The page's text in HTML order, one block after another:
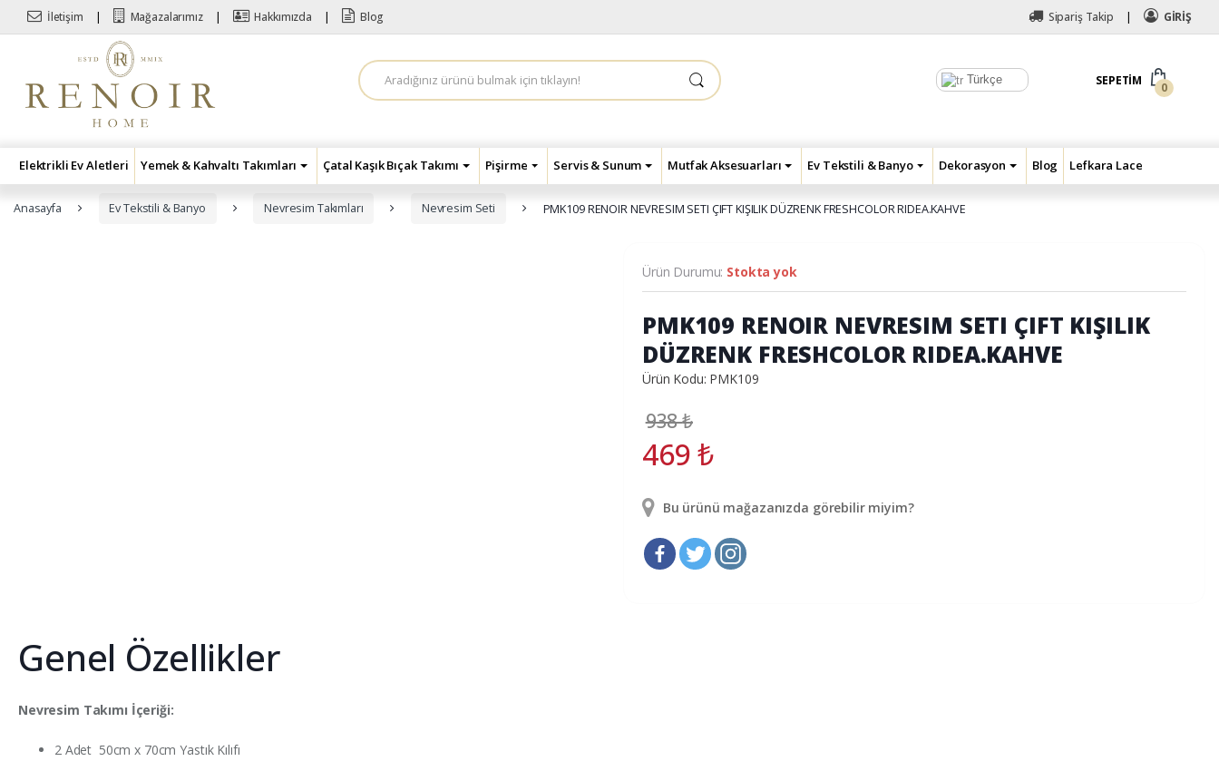
Skip to navigation
Skip to content
İletişim Mağazalarımız Hakkımızda Blog Sipariş Takip GİRİŞ
Türkçe
A
r
a
SEPETIM
0
Elektrikli Ev Aletleri Yemek & Kahvaltı Takımları Çatal Kaşık Bıçak Takımı Pişirme Servis & Sunum Mutfak Aksesuarları Ev Tekstili & Banyo Dekorasyon Blog Lefkara Lace
Anasayfa Ev Tekstili & Banyo Nevresim Takımları Nevresim Seti PMK109 RENOIR NEVRESIM SETI ÇIFT KIŞILIK DÜZRENK FRESHCOLOR RIDEA.KAHVE
Genel Özellikler
Nevresim Takımı İçeriği:
2 Adet 50cm x 70cm Yastık Kılıfı
Ürün Durumu: Stokta yok
PMK109 RENOIR NEVRESIM SETI ÇIFT KIŞILIK
DÜZRENK FRESHCOLOR RIDEA.KAHVE
Ürün Kodu: PMK109
938₺
469₺
Bu ürünü mağazanızda görebilir miyim?